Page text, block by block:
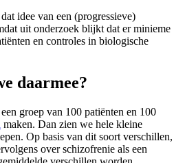
idee van een (progressieve)
uit onderzoek blijkt dat er minieme
en controles in biologische
daarmee?
groep van 100 patiënten en 100
maken. Dan zien we hele kleine
Op basis van dit soort verschillen,
over schizofrenie als een